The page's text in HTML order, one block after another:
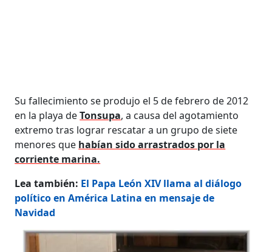
Su fallecimiento se produjo el 5 de febrero de 2012
en la playa deTonsupa, a causa del agotamiento
extremo tras lograr rescatar a un grupo de siete
menores que habían sido arrastrados por la
corriente marina.
Lea también: El Papa León XIV llama al diálogo
político en América Latina en mensaje de
Navidad